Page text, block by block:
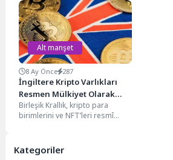
sıralamasında zirveye...
Alt manşet
8 Ay Önce 287
İngiltere Kripto Varlıkları
Resmen Mülkiyet Olarak
Tanıdı
Birleşik Krallık, kripto para
birimlerini ve NFT’leri resmî
Kategoriler